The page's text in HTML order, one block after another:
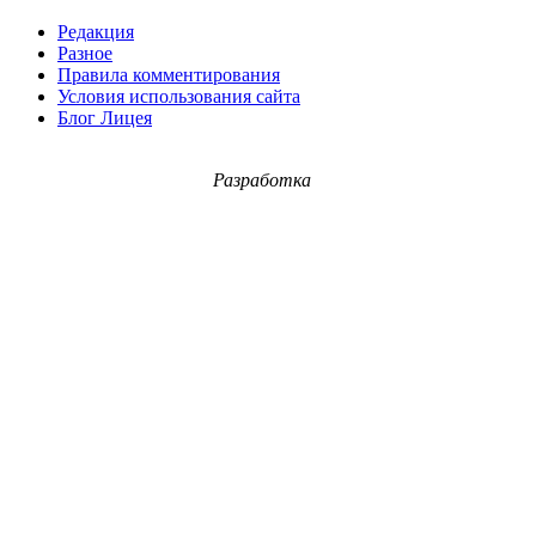
Редакция
Разное
Правила комментирования
Условия использования сайта
Блог Лицея
Разработка